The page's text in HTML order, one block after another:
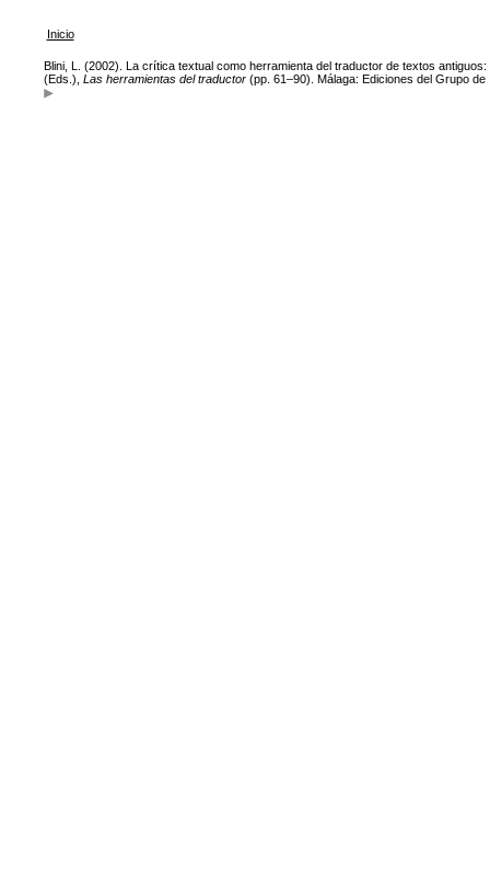
Inicio
Blini, L. (2002). La crítica textual como herramienta del traductor de textos
(Eds.), Las herramientas del traductor(pp. 61–90). Málaga: Ediciones del Grupo